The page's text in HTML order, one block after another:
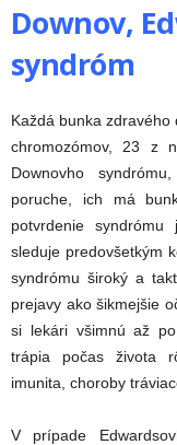
Downov,
syndróm
Každá bunka
chromozómov, 23 z
Downovho
poruche, ich má
potvrdenie
sleduje predovšetkým
syndrómu široký a
prejavy ako šikmejšie
si lekári všimnú až
trápia počas života
imunita, choroby
V prípade